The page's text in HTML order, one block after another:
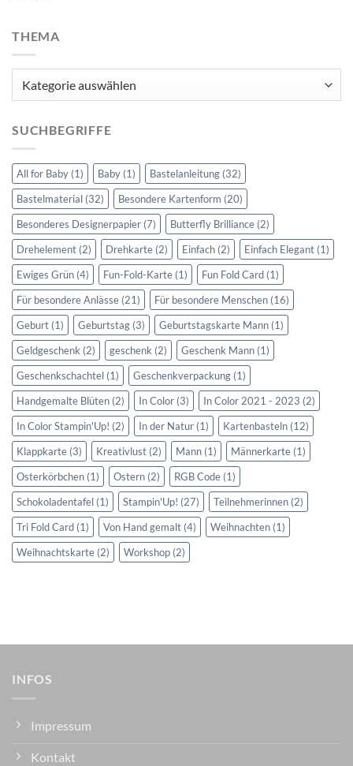
THEMA
SUCHBEGRIFFE
All for Baby (1) Baby (1) Bastelanleitung (32)
Bastelmaterial (32) Besondere Kartenform (20)
Besonderes Designerpapier (7) Butterfly Brilliance (2)
Drehelement (2) Drehkarte (2) Einfach (2) Einfach Elegant (1)
Ewiges Grün (4) Fun-Fold-Karte (1) Fun Fold Card (1)
Für besondere Anlässe (21) Für besondere Menschen (16)
Geburt (1) Geburtstag (3) Geburtstagskarte Mann (1)
Geldgeschenk (2) geschenk (2) Geschenk Mann (1)
Geschenkschachtel (1) Geschenkverpackung (1)
Handgemalte Blüten (2) In Color (3) In Color 2021 - 2023 (2)
In Color Stampin'Up! (2) In der Natur (1) Kartenbasteln (12)
Klappkarte (3) Kreativlust (2) Mann (1) Männerkarte (1)
Osterkörbchen (1) Ostern (2) RGB Code (1)
Schokoladentafel (1) Stampin'Up! (27) Teilnehmerinnen (2)
Tri Fold Card (1) Von Hand gemalt (4) Weihnachten (1)
Weihnachtskarte (2) Workshop (2)
INFOS
Impressum
Kontakt